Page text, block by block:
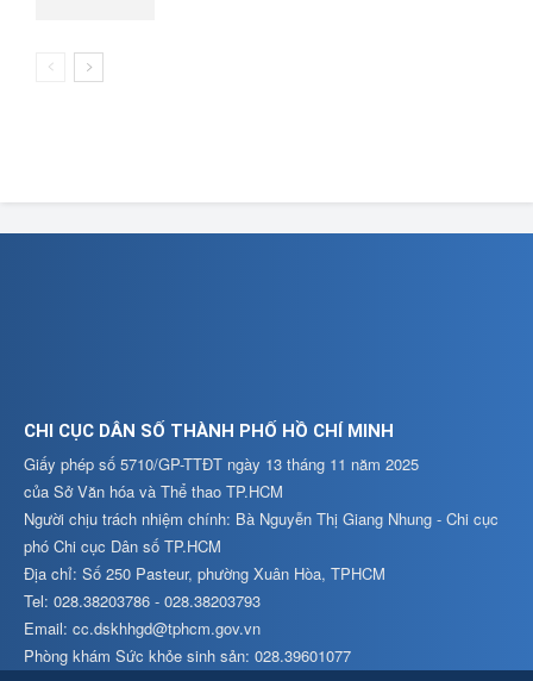
CHI CỤC DÂN SỐ THÀNH PHỐ HỒ CHÍ MINH
Giấy phép số 5710/GP-TTĐT ngày 13 tháng 11 năm 2025
của Sở Văn hóa và Thể thao TP.HCM
Người chịu trách nhiệm chính: Bà Nguyễn Thị Giang Nhung - Chi cục
phó Chi cục Dân số TP.HCM
Địa chỉ: Số 250 Pasteur, phường Xuân Hòa, TPHCM
Tel: 028.38203786 - 028.38203793
Email: cc.dskhhgd@tphcm.gov.vn
Phòng khám Sức khỏe sinh sản: 028.39601077